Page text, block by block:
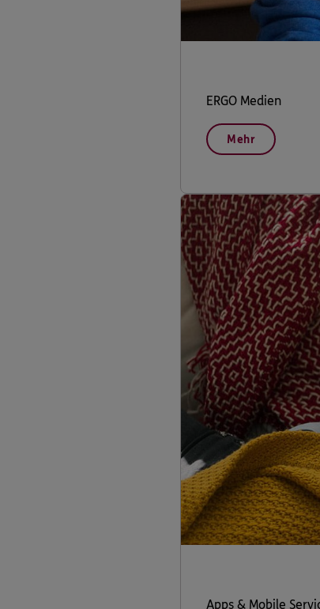
ERGO Medien
Mehr
Apps & Mobile